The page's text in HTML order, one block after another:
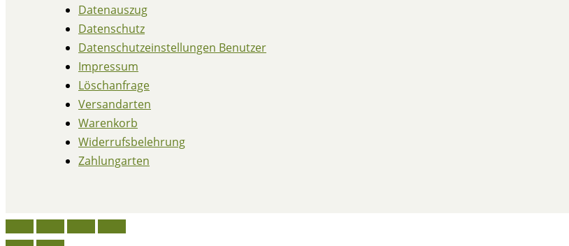
Datenauszug
Datenschutz
Datenschutzeinstellungen Benutzer
Impressum
Löschanfrage
Versandarten
Warenkorb
Widerrufsbelehrung
Zahlungarten